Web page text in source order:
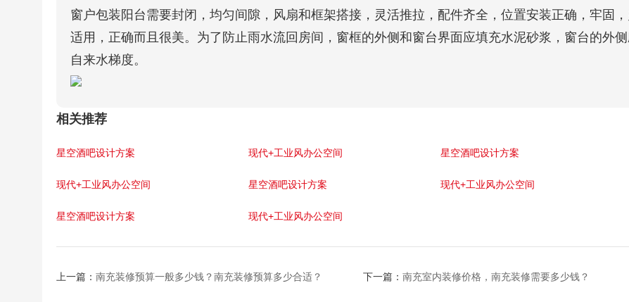
窗户包装阳台需要封闭，均匀间隙，风扇和框架搭接，灵活推拉，配件齐全，位置安装正确，牢固
适用，正确而且很美。为了防止雨水流回房间，窗框的外侧和窗台界面应填充水泥砂浆，窗台的外
自来水梯度。
相关推荐
星空酒吧设计方案 现代+工业风办公空间 星空酒吧设计方案
现代+工业风办公空间 星空酒吧设计方案 现代+工业风办公空间
星空酒吧设计方案 现代+工业风办公空间
上一篇： 南充装修预算一般多少钱？南充装修预算多少合适？ 下一篇： 南充室内装修价格，南充装修需要多少钱？